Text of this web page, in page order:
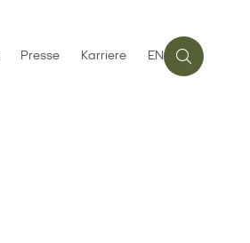
Presse Karriere EN